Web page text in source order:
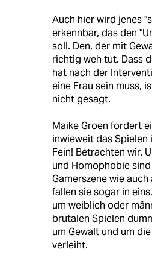
Auch hier wird jenes
erkennbar, das den
soll. Den, der mit
richtig weh tut. Dass
hat nach der
eine Frau sein muss,
nicht gesagt.
Maike Groen fordert
inwieweit das
Fein! Betrachten wir.
und Homophobie
Gamerszene wie
fallen sie sogar in
um weiblich oder
brutalen Spielen
um Gewalt und um
verleiht.